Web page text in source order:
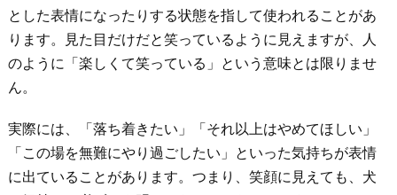
とした表情になったりする状態を指して使われることがあ
ります。見た目だけだと笑っているように見えますが、人
のように「楽しくて笑っている」という意味とは限りませ
ん。
実際には、「落ち着きたい」「それ以上はやめてほしい」
「この場を無難にやり過ごしたい」といった気持ちが表情
に出ていることがあります。つまり、笑顔に見えても、犬